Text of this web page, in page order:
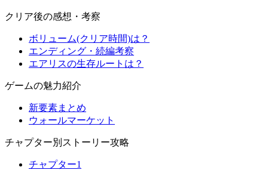
クリア後の感想・考察
ボリューム(クリア時間)は？
エンディング・続編考察
エアリスの生存ルートは？
ゲームの魅力紹介
新要素まとめ
ウォールマーケット
チャプター別ストーリー攻略
チャプター1